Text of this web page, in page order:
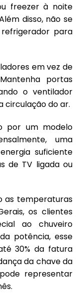
freezer à noite
disso, não se
para
em vez de
portas
o ventilador
circulação do ar.
por um modelo
uma
suficiente
de TV ligada ou
as temperaturas
os clientes
ao chuveiro
potência, esse
30% da fatura
da chave da
representar